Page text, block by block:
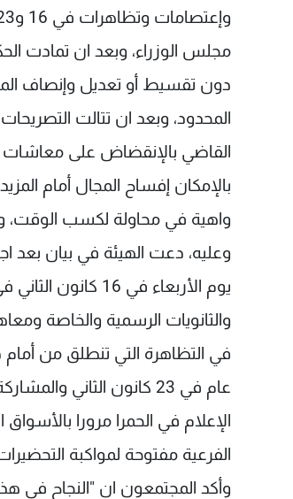
مجلس الوزراء، وبعد ان تمادت
دون تقسيط أو تعديل وإنصاف
المحدود، وبعد ان تتالت
القاضي بالإنقضاض على معاشات
بالإمكان إفساح المجال أمام
واهية في محاولة لكسب الوقت،
وعليه، دعت الهيئة في بيان بعد
يوم الأربعاء في
والثانويات الرسمية والخاصة
في التظاهرة التي تنطلق من
عام في 23 كانون الثاني
الإعلام في الحمرا مرورا
الفرعية مفتوحة لمواكبة
وأكد المجتمعون ان "النجاح في